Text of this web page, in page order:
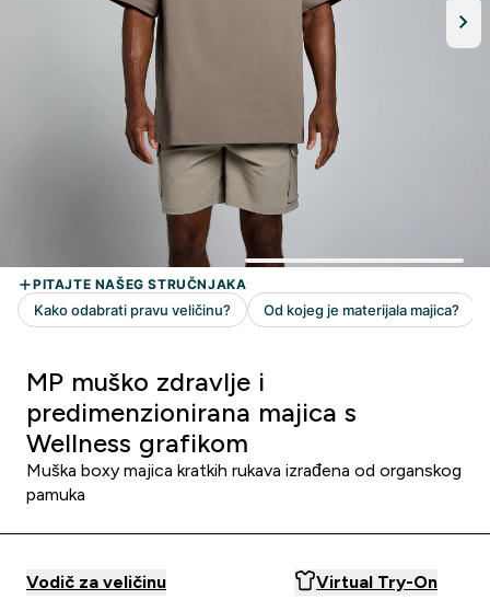
MP muško zdravlje i
predimenzionirana majica s
Wellness grafikom
Muška boxy majica kratkih rukava izrađena od organskog
pamuka
Vodič za veličinu Virtual Try-On